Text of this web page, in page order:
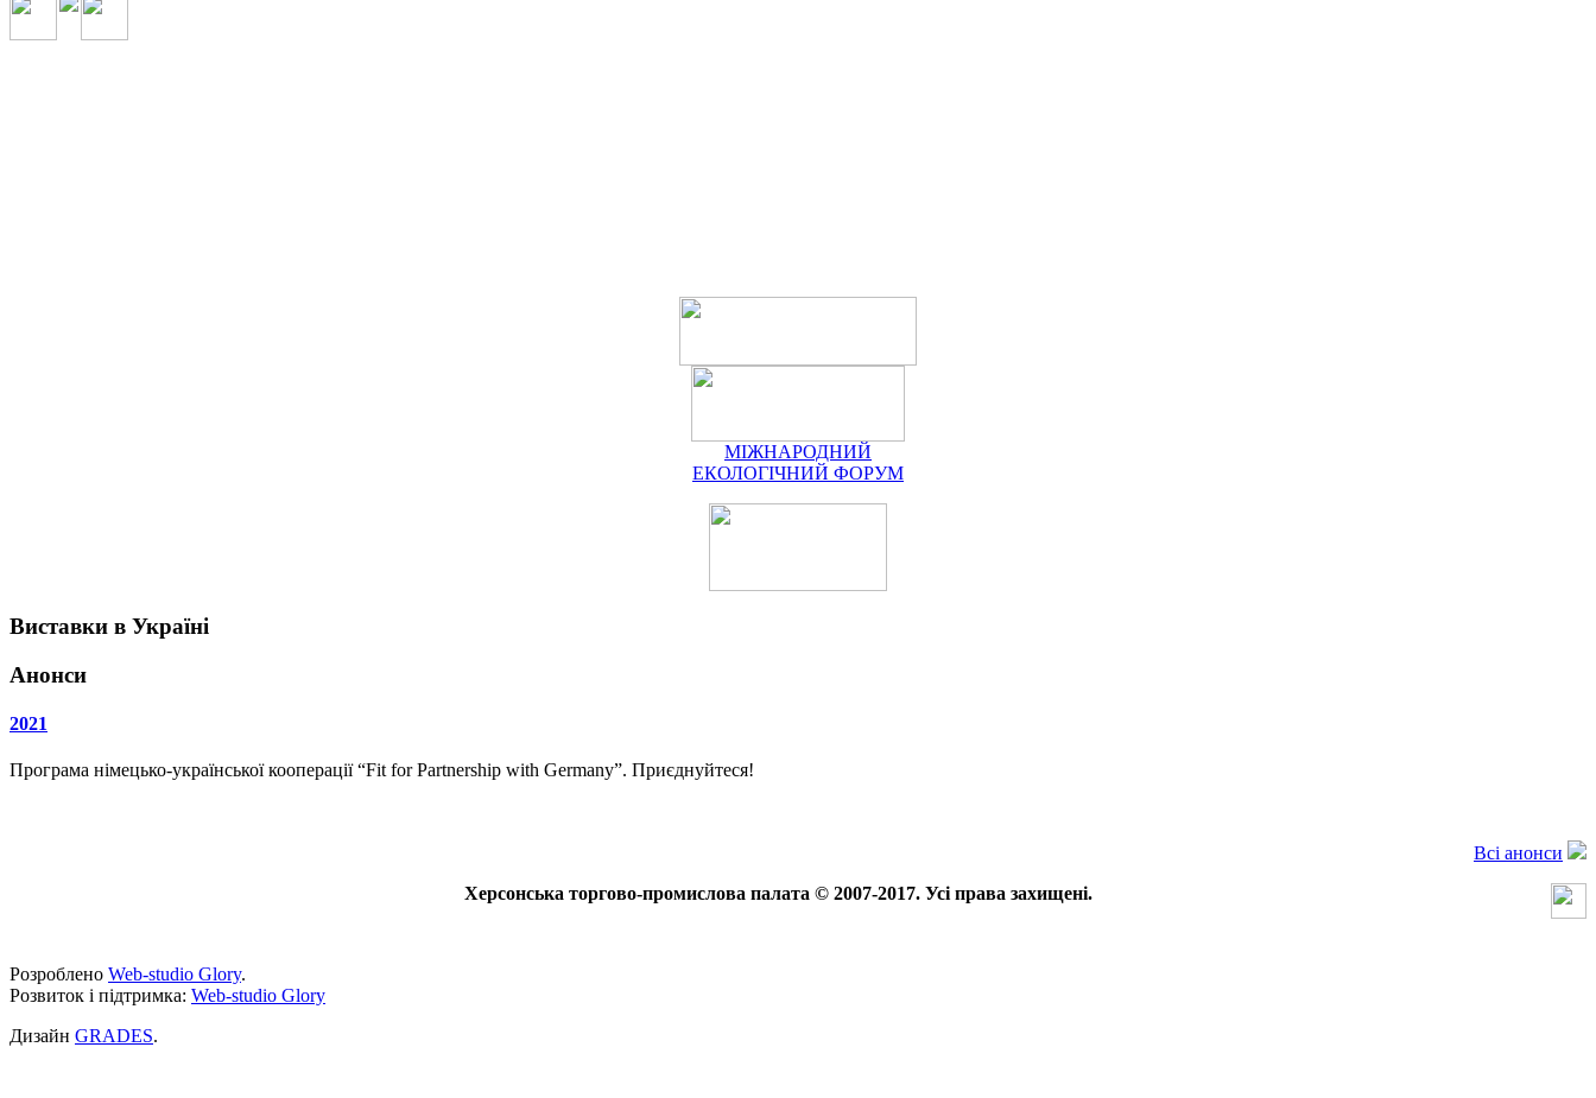
МІЖНАРОДНИЙ
ЕКОЛОГІЧНИЙ ФОРУМ
Виставки в Україні
Анонси
2021
Програма німецько-української кооперації “Fit for Partnership with Germany”. Приєднуйтеся!
Всі анонси
Херсонська торгово-промислова палата © 2007-2017. Усі права захищені.
Розроблено Web-studio Glory.
Розвиток і підтримка: Web-studio Glory
Дизайн GRADES.